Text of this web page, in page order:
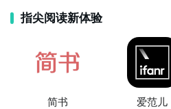
指尖阅读新体验
简书 爱范儿